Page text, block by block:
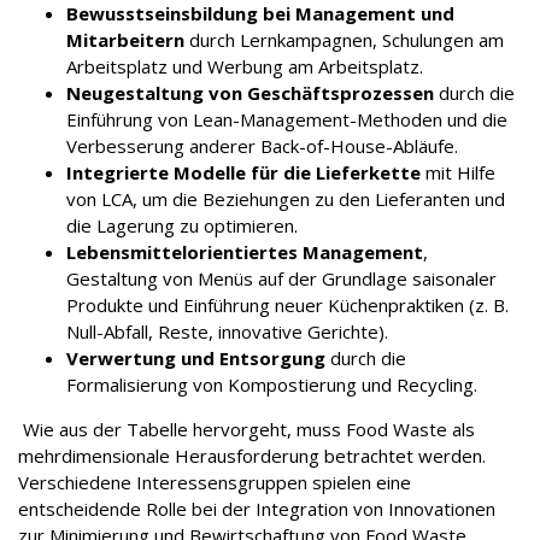
Bewusstseinsbildung bei Management und
Mitarbeitern durch Lernkampagnen, Schulungen am
Arbeitsplatz und Werbung am Arbeitsplatz.
Neugestaltung von Geschäftsprozessen durch die
Einführung von Lean-Management-Methoden und die
Verbesserung anderer Back-of-House-Abläufe.
Integrierte Modelle für die Lieferkette mit Hilfe
von LCA, um die Beziehungen zu den Lieferanten und
die Lagerung zu optimieren.
Lebensmittelorientiertes Management,
Gestaltung von Menüs auf der Grundlage saisonaler
Produkte und Einführung neuer Küchenpraktiken (z. B.
Null-Abfall, Reste, innovative Gerichte).
Verwertung und Entsorgung durch die
Formalisierung von Kompostierung und Recycling.
Wie aus der Tabelle hervorgeht, muss Food Waste als
mehrdimensionale Herausforderung betrachtet werden.
Verschiedene Interessensgruppen spielen eine
entscheidende Rolle bei der Integration von Innovationen